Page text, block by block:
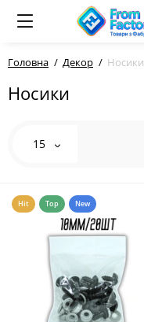
Головна Декор Носики
Носики
15
Hit Top New